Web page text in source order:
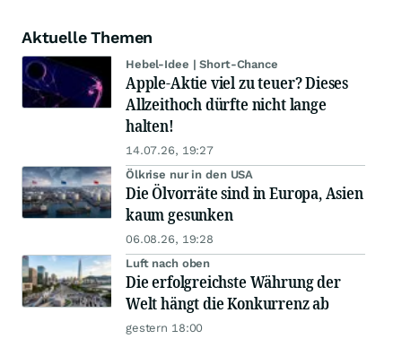
Aktuelle Themen
Hebel-Idee | Short-Chance
Apple-Aktie viel zu teuer? Dieses
Allzeithoch dürfte nicht lange
halten!
14.07.26, 19:27
Ölkrise nur in den USA
Die Ölvorräte sind in Europa, Asien
kaum gesunken
06.08.26, 19:28
Luft nach oben
Die erfolgreichste Währung der
Welt hängt die Konkurrenz ab
gestern 18:00